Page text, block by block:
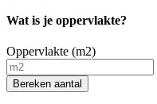
Wat is je oppervlakte?
Oppervlakte (m2)
Bereken aantal